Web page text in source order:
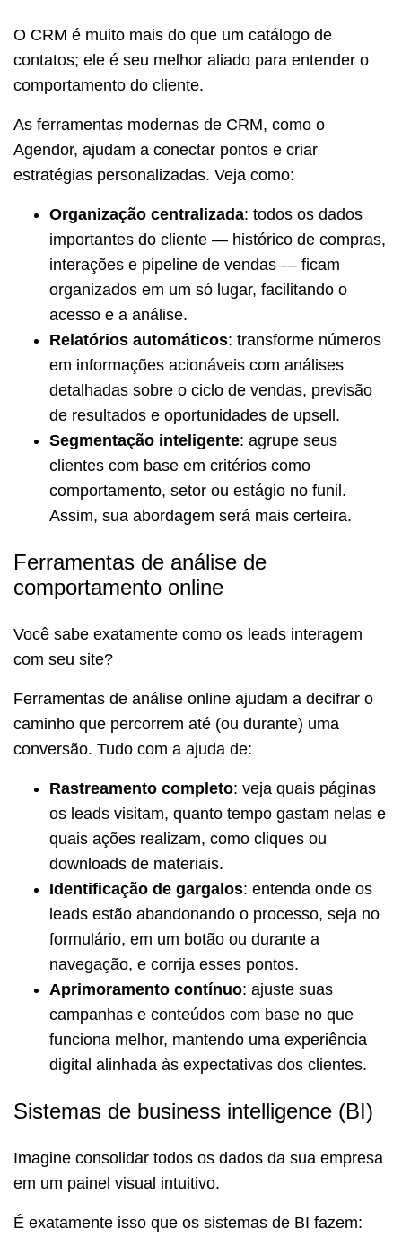
O CRM é muito mais do que um catálogo de
contatos; ele é seu melhor aliado para entender o
comportamento do cliente.
As ferramentas modernas de CRM, como o
Agendor, ajudam a conectar pontos e criar
estratégias personalizadas. Veja como:
Organização centralizada: todos os dados
importantes do cliente — histórico de compras,
interações e pipeline de vendas — ficam
organizados em um só lugar, facilitando o
acesso e a análise.
Relatórios automáticos: transforme números
em informações acionáveis com análises
detalhadas sobre o ciclo de vendas, previsão
de resultados e oportunidades de upsell.
Segmentação inteligente: agrupe seus
clientes com base em critérios como
comportamento, setor ou estágio no funil.
Assim, sua abordagem será mais certeira.
Ferramentas de análise de
comportamento online
Você sabe exatamente como os leads interagem
com seu site?
Ferramentas de análise online ajudam a decifrar o
caminho que percorrem até (ou durante) uma
conversão. Tudo com a ajuda de:
Rastreamento completo: veja quais páginas
os leads visitam, quanto tempo gastam nelas e
quais ações realizam, como cliques ou
downloads de materiais.
Identificação de gargalos: entenda onde os
leads estão abandonando o processo, seja no
formulário, em um botão ou durante a
navegação, e corrija esses pontos.
Aprimoramento contínuo: ajuste suas
campanhas e conteúdos com base no que
funciona melhor, mantendo uma experiência
digital alinhada às expectativas dos clientes.
Sistemas de business intelligence (BI)
Imagine consolidar todos os dados da sua empresa
em um painel visual intuitivo.
É exatamente isso que os sistemas de BI fazem: